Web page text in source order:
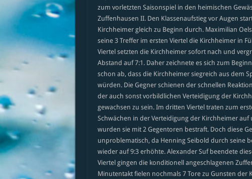
zum vorletzten Saisonspiel in den heimischen
Zuffenhausen II. Den Klassenaufstieg vor Augen
Kirchheimer gleich zu Beginn durch. Maximilian
seine 3 Treffer im ersten Viertel die Kirchheimer in
Viertel setzten die Kirchheimer sofort nach und
Abstand auf 7:1. Daher zeichnete es sich zum
schon ab, dass die Kirchheimer siegreich aus dem
würden. Die Gegner schienen der schnellen
der auch sonst vorbildlichen Verteidigung der
gewachsen zu sein. Im dritten Viertel traten zum
Schwächen in der Verteidigung der Kirchheimer
wurden sie mit 2 Gegentoren bestraft. Doch diese
unproblematisch, da Henning Seibold durch seine
wieder auf 9:3 erhöhte. Alexander Suf beendete
Viertel gingen die konditionell angeschlagenen
Minutentakt fielen nochmals 7 Tore zu Gunsten